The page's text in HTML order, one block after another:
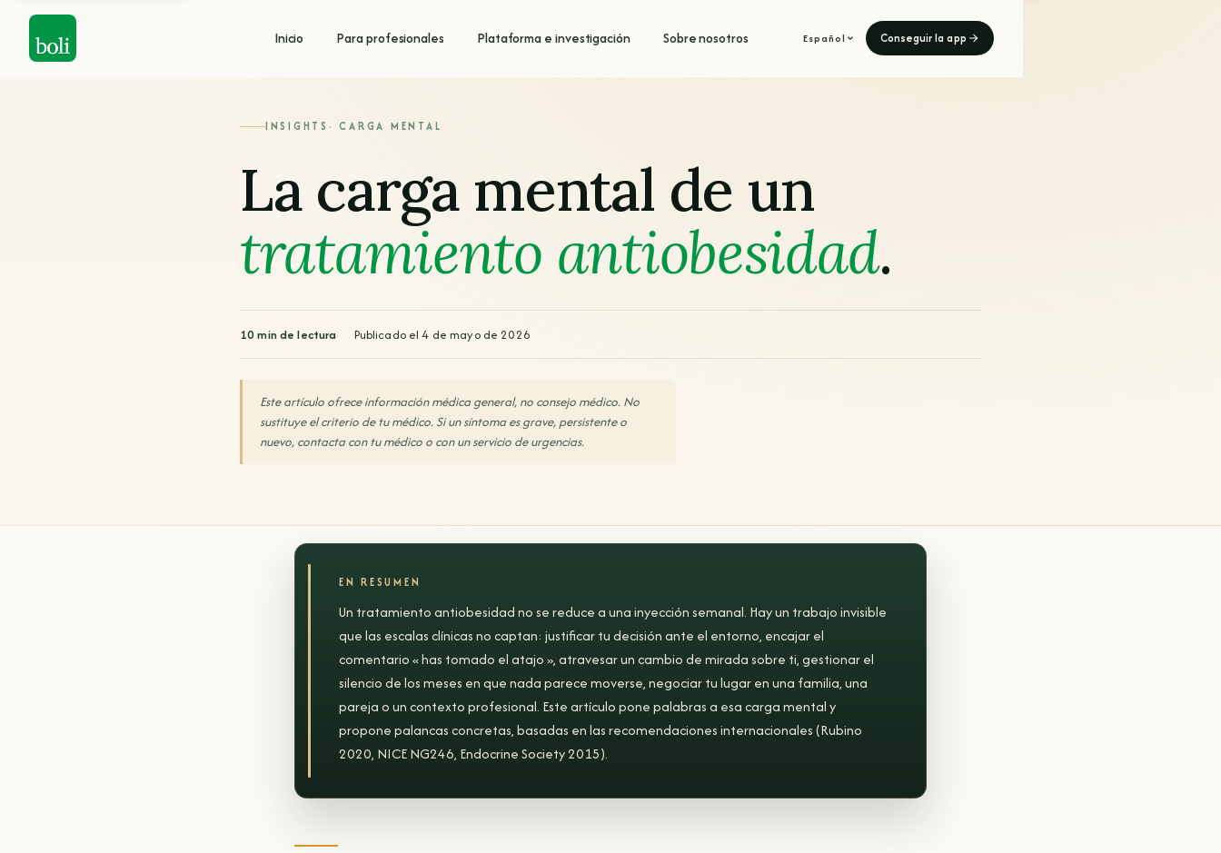
Inicio Para profesionales Plataforma e investigación Sobre nosotros Español Conseguir la app
INSIGHTS · CARGA MENTAL
La carga mental de un
tratamiento antiobesidad.
10 min de lectura Publicado el 4 de mayo de 2026
Este artículo ofrece información médica general, no consejo médico. No
sustituye el criterio de tu médico. Si un síntoma es grave, persistente o
nuevo, contacta con tu médico o con un servicio de urgencias.
EN RESUMEN
Un tratamiento antiobesidad no se reduce a una inyección semanal. Hay un trabajo invisible
que las escalas clínicas no captan: justificar tu decisión ante el entorno, encajar el
comentario « has tomado el atajo », atravesar un cambio de mirada sobre ti, gestionar el
silencio de los meses en que nada parece moverse, negociar tu lugar en una familia, una
pareja o un contexto profesional. Este artículo pone palabras a esa carga mental y
propone palancas concretas, basadas en las recomendaciones internacionales (Rubino
2020, NICE NG246, Endocrine Society 2015).